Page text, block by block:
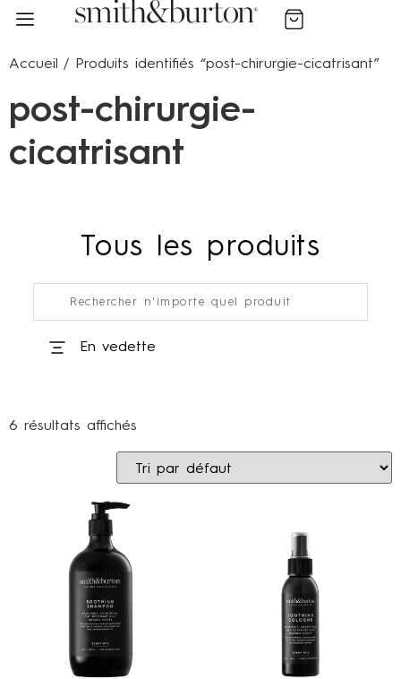
Un produit offert dès 75 € d'achat
Votre chien est unique, sa peau aussi: Trouvez sa routine
Accueil / Produits identifiés “post-chirurgie-cicatrisant”
post-chirurgie-
cicatrisant
Tous les produits
En vedette
6 résultats affichés